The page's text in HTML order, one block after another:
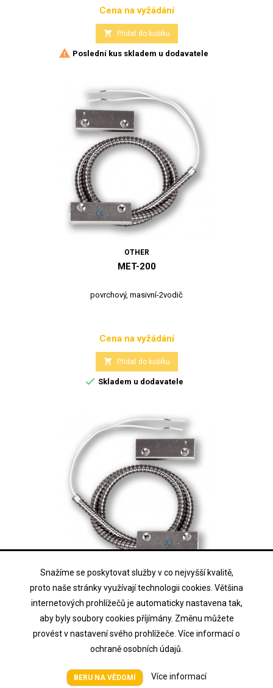
Snažíme se poskytovat služby v co nejvyšší kvalitě,
proto naše stránky využívají technologii cookies. Většina
internetových prohlížečů je automaticky nastavena tak,
aby byly soubory cookies příjímány. Změnu můžete
provést v nastavení svého prohlížeče. Více informací o
ochraně osobních údajů.
BERU NA VĚDOMÍ Více informací
Cena
Cena na vyžádání
 Přidat do košíku
 Poslední kus skladem u dodavatele
OTHER
MET-200
povrchový, masivní-2vodič
Cena
Cena na vyžádání
 Přidat do košíku
 Skladem u dodavatele
MET-300T
povrchový, masivní - 4vodič
Cena